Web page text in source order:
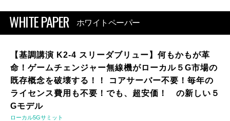
WHITE PAPER ホワイトペーパー
【基調講演 K2-4 スリーダブリュー】何もかもが革
命！ゲームチェンジャー無線機がローカル５G市場の
既存概念を破壊する！！ コアサーバー不要！毎年の
ライセンス費用も不要！でも、超安価！ の新しい５
Gモデル
ローカル5Gサミット